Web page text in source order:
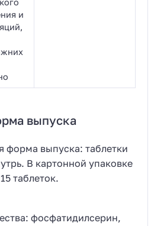
и
выпуска
форма выпуска: таблетки
В картонной упаковке
таблеток.
фосфатидилсерин,